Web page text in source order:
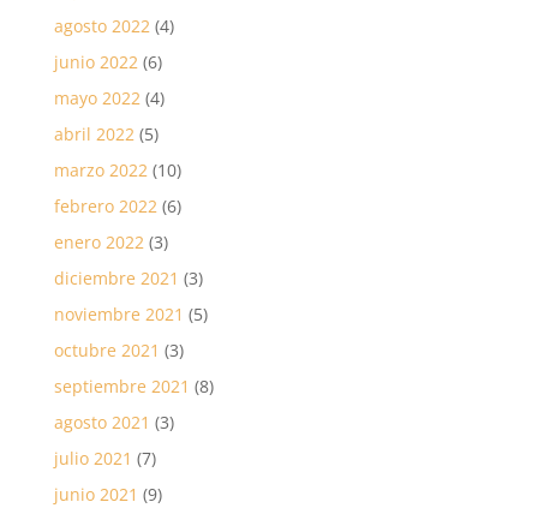
agosto 2022(4)
junio 2022(6)
mayo 2022(4)
abril 2022(5)
marzo 2022(10)
febrero 2022(6)
enero 2022(3)
diciembre 2021 (3)
noviembre 2021 (5)
octubre 2021 (3)
septiembre 2021 (8)
agosto 2021 (3)
julio 2021 (7)
junio 2021 (9)